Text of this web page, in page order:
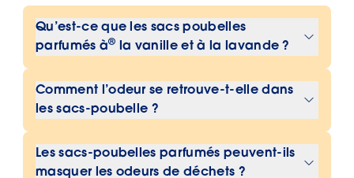
résidus humides.
Qu’est-ce que les sacs poubelles
parfumés à® la vanille et à la lavande ?
Les sacs poubelle parfumés Swirl
Vanilla-Lavender sont des sacs-
poubelles qui ont une odeur de vanille
et de lavande. Ils offrent non
seulement la résistance et la fermeté
Comment l’odeur se retrouve-t-elle dans
les sacs-poubelle ?
Le parfum est incorporé dans le
matériau des sacs-poubelle lors de la
Les sacs-poubelles parfumés peuvent-ils
masquer les odeurs de déchets ?